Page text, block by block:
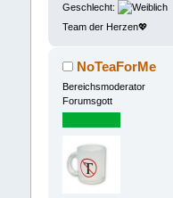
Geschlecht:
Team der Herzen💖
NoTeaForMe
Bereichsmoderator
Forumsgott